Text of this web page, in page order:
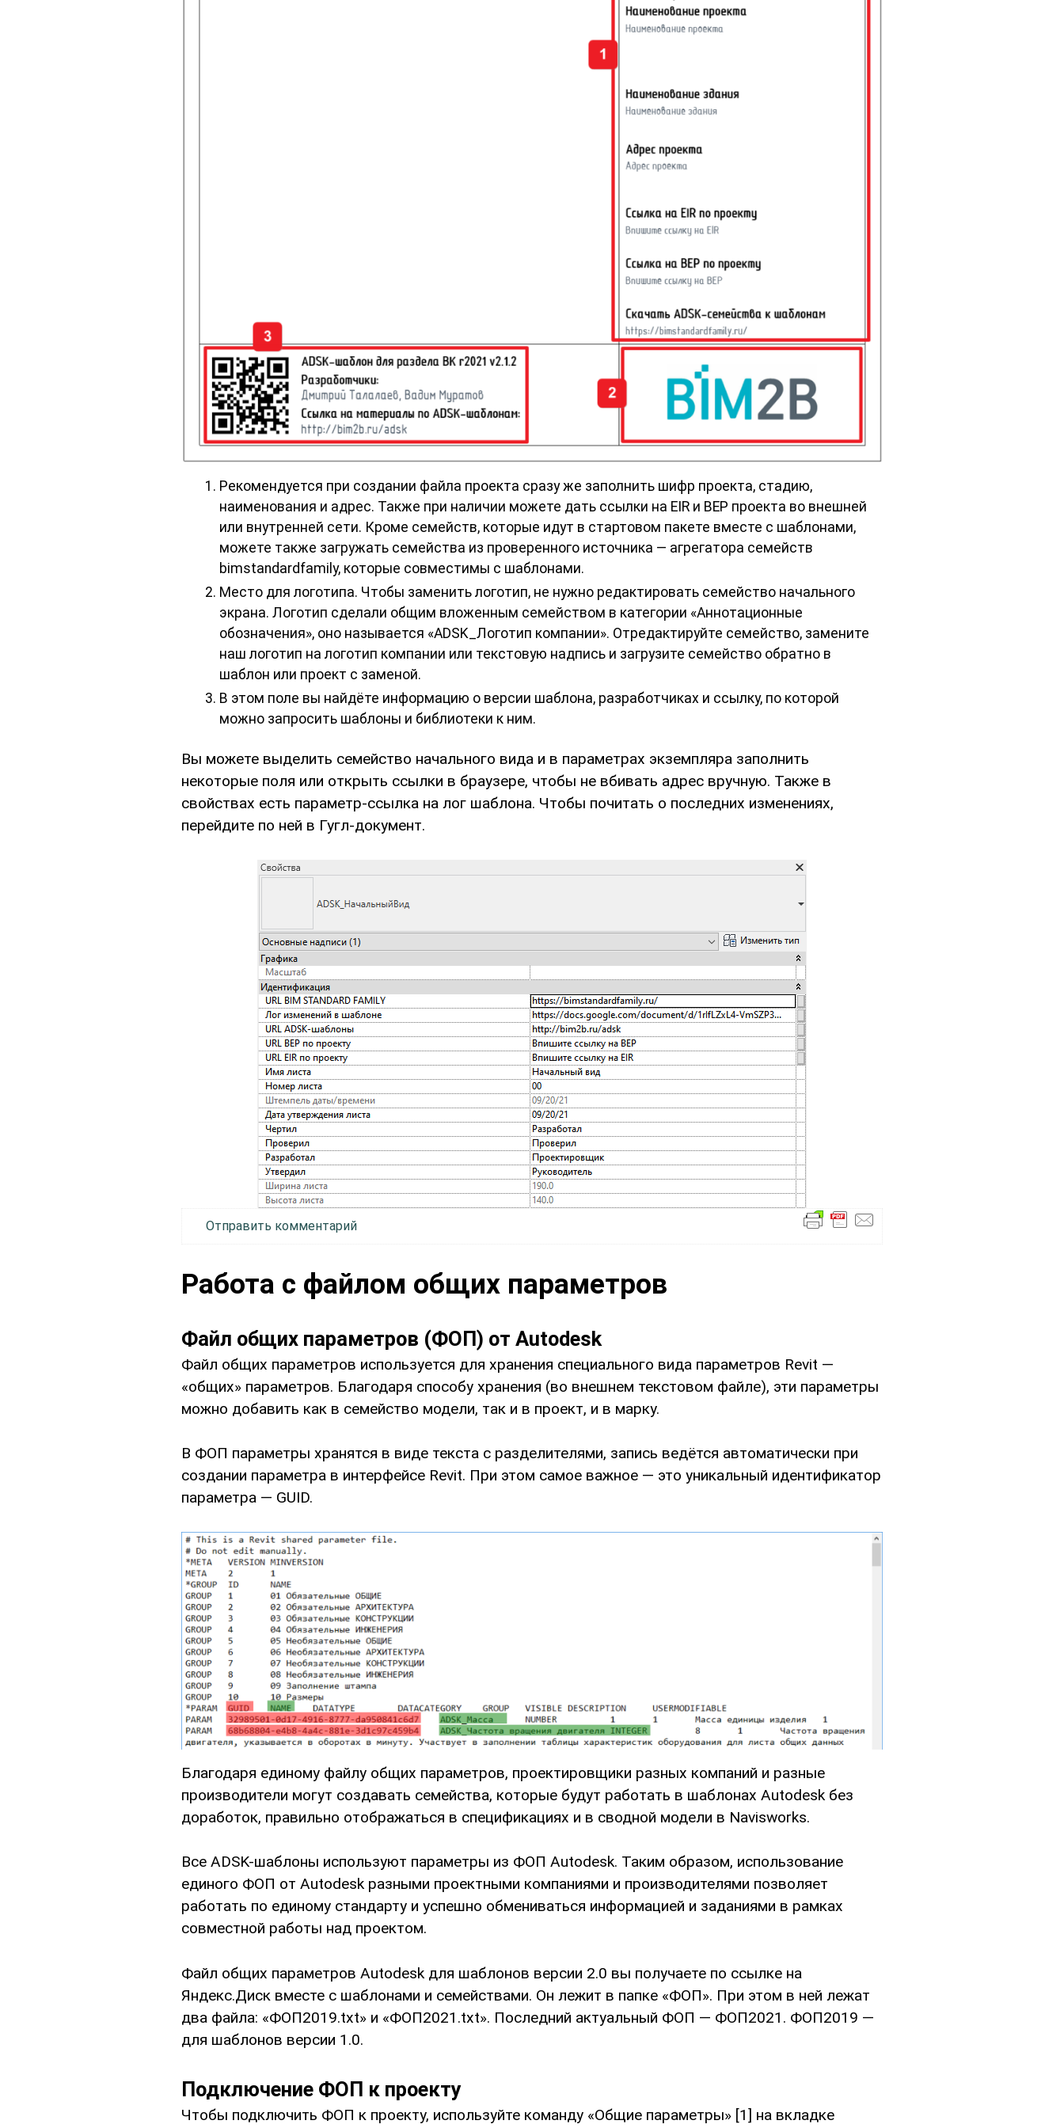
Рекомендуется при создании файла проекта сразу же заполнить шифр проекта, стадию,
наименования и адрес. Также при наличии можете дать ссылки на EIR и BEP проекта во внешней
или внутренней сети. Кроме семейств, которые идут в стартовом пакете вместе с шаблонами,
можете также загружать семейства из проверенного источника — агрегатора семейств
bimstandardfamily, которые совместимы с шаблонами.
Место для логотипа. Чтобы заменить логотип, не нужно редактировать семейство начального
экрана. Логотип сделали общим вложенным семейством в категории «Аннотационные
обозначения», оно называется «ADSK_Логотип компании». Отредактируйте семейство, замените
наш логотип на логотип компании или текстовую надпись и загрузите семейство обратно в
шаблон или проект с заменой.
В этом поле вы найдёте информацию о версии шаблона, разработчиках и ссылку, по которой
можно запросить шаблоны и библиотеки к ним.
Вы можете выделить семейство начального вида и в параметрах экземпляра заполнить
некоторые поля или открыть ссылки в браузере, чтобы не вбивать адрес вручную. Также в
свойствах есть параметр-ссылка на лог шаблона. Чтобы почитать о последних изменениях,
перейдите по ней в Гугл-документ.
Отправить комментарийon
Работа с файлом общих параметров
Файл общих параметров (ФОП) от Autodesk
Файл общих параметров используется для хранения специального вида параметров Revit —
«общих» параметров. Благодаря способу хранения (во внешнем текстовом файле), эти параметры
можно добавить как в семейство модели, так и в проект, и в марку.
В ФОП параметры хранятся в виде текста с разделителями, запись ведётся автоматически при
создании параметра в интерфейсе Revit. При этом самое важное — это уникальный идентификатор
параметра — GUID.
Благодаря единому файлу общих параметров, проектировщики разных компаний и разные
производители могут создавать семейства, которые будут работать в шаблонах Autodesk без
доработок, правильно отображаться в спецификациях и в сводной модели в Navisworks.
Все ADSK-шаблоны используют параметры из ФОП Autodesk. Таким образом, использование
единого ФОП от Autodesk разными проектными компаниями и производителями позволяет
работать по единому стандарту и успешно обмениваться информацией и заданиями в рамках
совместной работы над проектом.
Файл общих параметров Autodesk для шаблонов версии 2.0 вы получаете по ссылке на
Яндекс.Диск вместе с шаблонами и семействами. Он лежит в папке «ФОП». При этом в ней лежат
два файла: «ФОП2019.txt» и «ФОП2021.txt». Последний актуальный ФОП — ФОП2021. ФОП2019 —
для шаблонов версии 1.0.
Подключение ФОП к проекту
Чтобы подключить ФОП к проекту, используйте команду «Общие параметры» [1] на вкладке